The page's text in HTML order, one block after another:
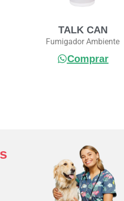
TALK CAN
Fumigador Ambiente
Comprar